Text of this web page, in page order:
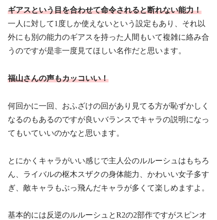
ギアスという目を合わせて命令されると断れない能力！
一人に対して1度しか使えないという設定もあり、それ以
外にも別の能力のギアスを持った人間もいて複雑に絡み合
うのですが是非一度見てほしい名作だと思います。
福山さんの声もカッコいい！
何回かに一回、おふざけの回があり見てる方が恥ずかしく
なるのもあるのですが良いバランスでキャラの説明になっ
てもいていいのかなと思います。
とにかくキャラがいい感じで主人公のルルーシュはもちろ
ん、ライバルの枢木スザクの身体能力、かわいい女子多す
ぎ、敵キャラもぶっ飛んだキャラが多くて楽しめますよ。
基本的には反逆のルルーシュとR2の2部作ですがスピンオ